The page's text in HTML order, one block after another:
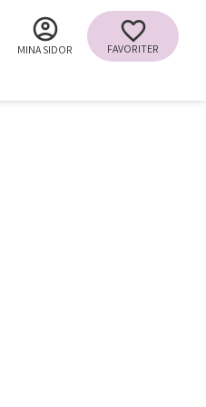
MINA SIDOR
FAVORITER